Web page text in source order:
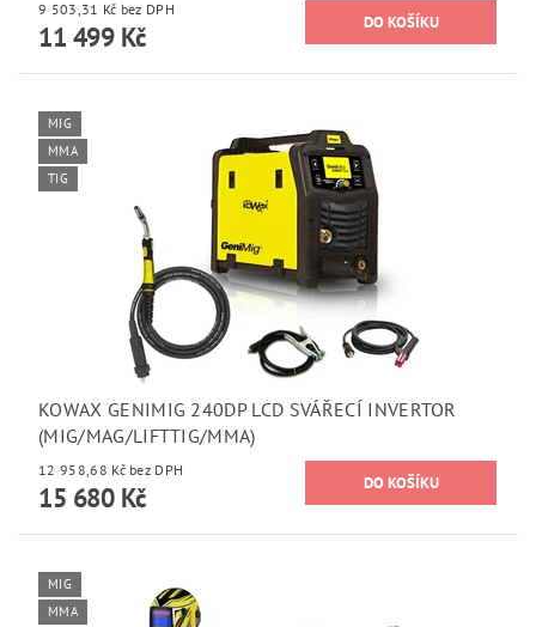
9 503,31 Kč bez DPH
11 499 Kč
MIG
MMA
TIG
KOWAX GENIMIG 240DP LCD SVÁŘECÍ INVERTOR
(MIG/MAG/LIFTTIG/MMA)
12 958,68 Kč bez DPH
15 680 Kč
MIG
MMA